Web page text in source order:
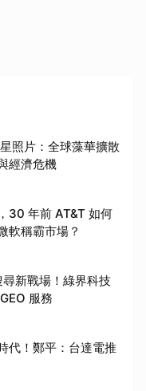
照片：全球藻華擴散
經濟危機
30 年前 AT&T 如何
軟稱霸市場？
新戰場！綠界科技
服務
代！鄭平：台達電推